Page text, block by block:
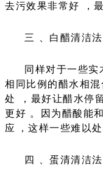
去污效果非常好，
三、白醋清洁法
同样对于一些实
相同比例的醋水相混
处，最好让醋水
更好。因为醋酸
应，这样一些难以
四、蛋清清洁法